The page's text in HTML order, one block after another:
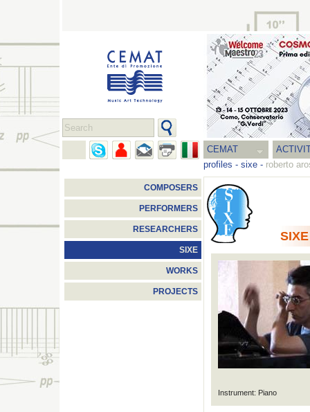
CEMAT
profiles - sixe - roberto
COMPOSERS
PERFORMERS
RESEARCHERS
SIXE
WORKS
PROJECTS
SIXE
Instrument: Piano